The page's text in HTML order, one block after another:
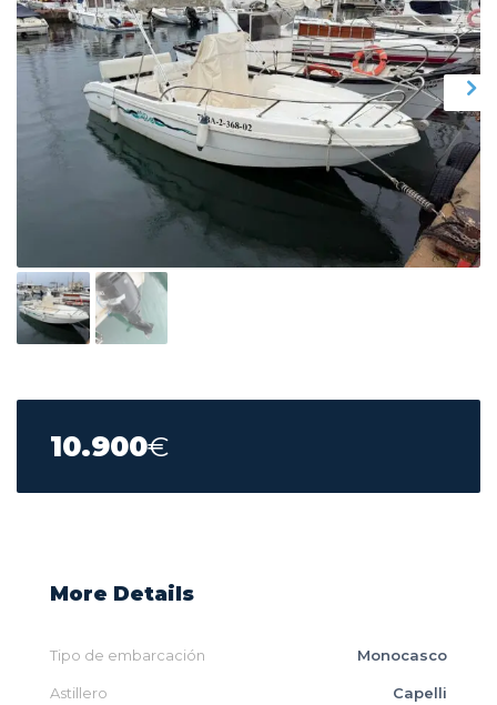
10.900€
More Details
Tipo de embarcación Monocasco
Astillero Capelli